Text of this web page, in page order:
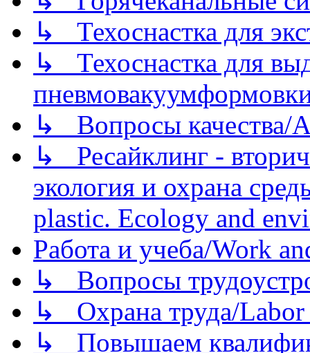
↳ Техоснастка для
↳ Техоснастка для
↳ Вопросы качества/
↳ Ресайклинг -
экология и охрана
plastic. Ecology and
Работа и учеба/Work
↳ Вопросы
↳ Охрана труда/Labor
↳ Повышаем